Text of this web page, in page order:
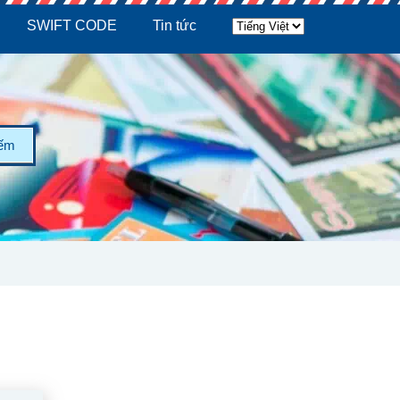
SWIFT CODE Tin tức